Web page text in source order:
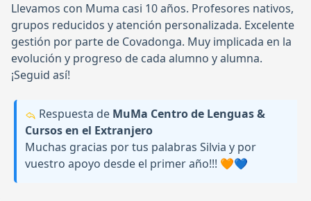
Llevamos con Muma casi 10 años. Profesores nativos,
grupos reducidos y atención personalizada. Excelente
gestión por parte de Covadonga. Muy implicada en la
evolución y progreso de cada alumno y alumna.
¡Seguid así!
Respuesta de MuMa Centro de Lenguas &
Cursos en el Extranjero
Muchas gracias por tus palabras Silvia y por
vuestro apoyo desde el primer año!!! 🧡💙